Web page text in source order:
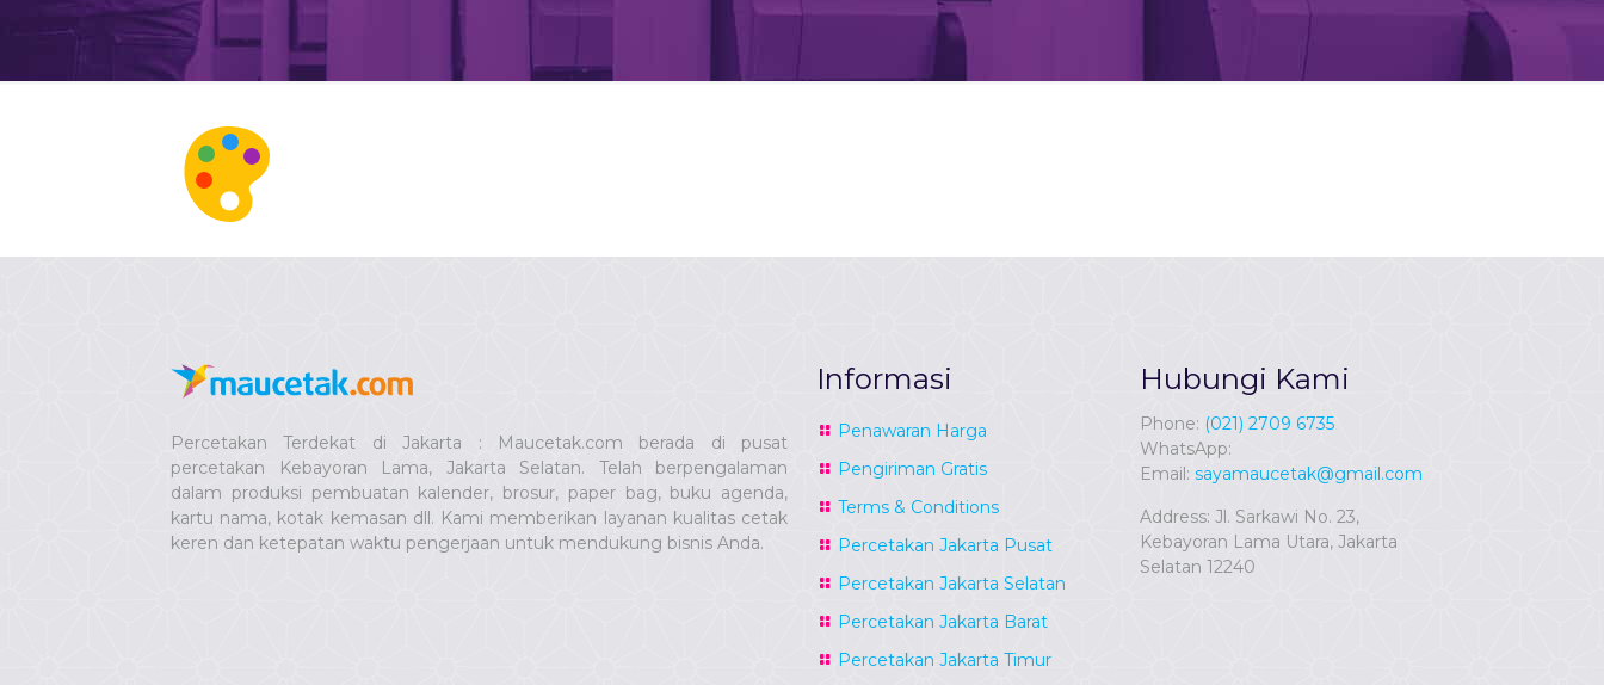
Percetakan Terdekat di Jakarta : Maucetak.com berada di pusat
percetakan Kebayoran Lama, Jakarta Selatan. Telah berpengalaman
dalam produksi pembuatan kalender, brosur, paper bag, buku agenda,
kartu nama, kotak kemasan dll. Kami memberikan layanan kualitas cetak
keren dan ketepatan waktu pengerjaan untuk mendukung bisnis Anda.
Informasi
Penawaran Harga
Pengiriman Gratis
Terms & Conditions
Percetakan Jakarta Pusat
Percetakan Jakarta Selatan
Percetakan Jakarta Barat
Percetakan Jakarta Timur
Hubungi Kami
Phone: (021) 2709 6735
WhatsApp:
Email: sayamaucetak@gmail.com
Address: Jl. Sarkawi No. 23,
Kebayoran Lama Utara, Jakarta
Selatan 12240